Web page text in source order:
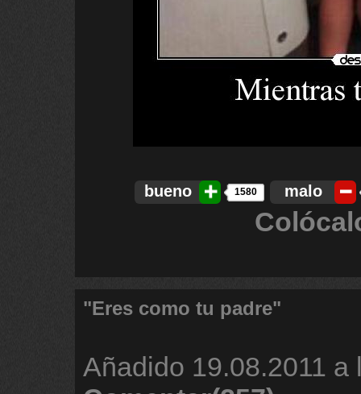
bueno 1580 malo
"Eres como tu padre"
Añadido 19.08.2011 a